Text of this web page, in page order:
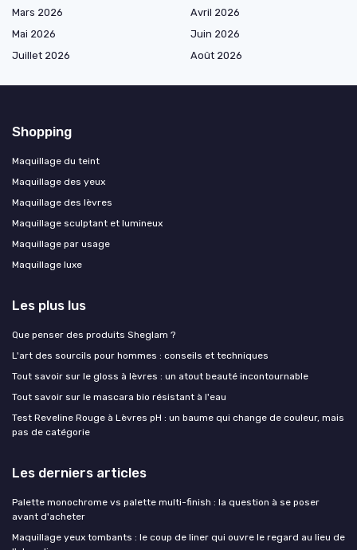
Mars 2026
Avril 2026
Mai 2026
Juin 2026
Juillet 2026
Août 2026
Shopping
Maquillage du teint
Maquillage des yeux
Maquillage des lèvres
Maquillage sculptant et lumineux
Maquillage par usage
Maquillage luxe
Les plus lus
Que penser des produits Sheglam ?
L'art des sourcils pour hommes : conseils et techniques
Tout savoir sur le gloss à lèvres : un atout beauté incontournable
Tout savoir sur le mascara bio résistant à l'eau
Test Reveline Rouge à Lèvres pH : un baume qui change de couleur, mais
pas de catégorie
Les derniers articles
Palette monochrome vs palette multi-finish : la question à se poser
avant d'acheter
Maquillage yeux tombants : le coup de liner qui ouvre le regard au lieu de